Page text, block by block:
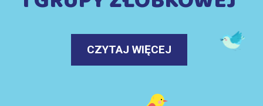
CZYTAJ WIĘCEJ